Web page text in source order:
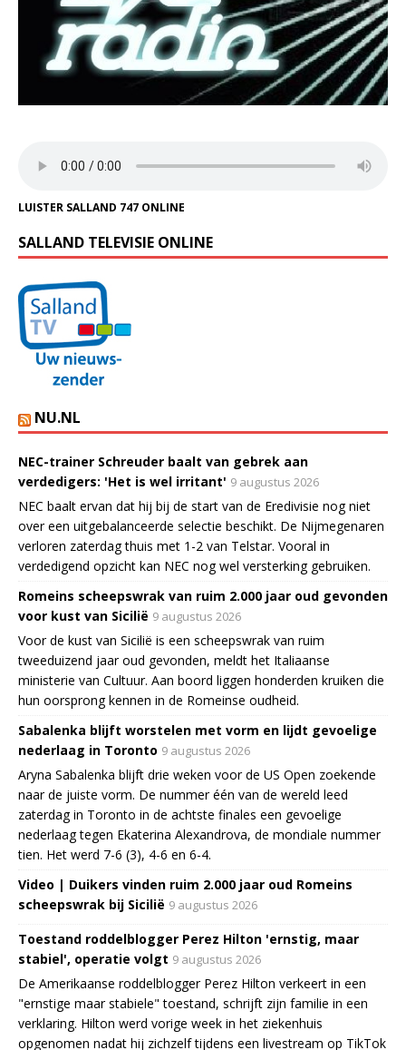
LUISTER SALLAND 747 ONLINE
SALLAND TELEVISIE ONLINE
NU.NL
NEC-trainer Schreuder baalt van gebrek aan
verdedigers: 'Het is wel irritant' 9 augustus 2026
NEC baalt ervan dat hij bij de start van de Eredivisie nog niet
over een uitgebalanceerde selectie beschikt. De Nijmegenaren
verloren zaterdag thuis met 1-2 van Telstar. Vooral in
verdedigend opzicht kan NEC nog wel versterking gebruiken.
Romeins scheepswrak van ruim 2.000 jaar oud gevonden
voor kust van Sicilië 9 augustus 2026
Voor de kust van Sicilië is een scheepswrak van ruim
tweeduizend jaar oud gevonden, meldt het Italiaanse
ministerie van Cultuur. Aan boord liggen honderden kruiken die
hun oorsprong kennen in de Romeinse oudheid.
Sabalenka blijft worstelen met vorm en lijdt gevoelige
nederlaag in Toronto 9 augustus 2026
Aryna Sabalenka blijft drie weken voor de US Open zoekende
naar de juiste vorm. De nummer één van de wereld leed
zaterdag in Toronto in de achtste finales een gevoelige
nederlaag tegen Ekaterina Alexandrova, de mondiale nummer
tien. Het werd 7-6 (3), 4-6 en 6-4.
Video | Duikers vinden ruim 2.000 jaar oud Romeins
scheepswrak bij Sicilië 9 augustus 2026
Toestand roddelblogger Perez Hilton 'ernstig, maar
stabiel', operatie volgt 9 augustus 2026
De Amerikaanse roddelblogger Perez Hilton verkeert in een
"ernstige maar stabiele" toestand, schrijft zijn familie in een
verklaring. Hilton werd vorige week in het ziekenhuis
opgenomen nadat hij zichzelf tijdens een livestream op TikTok